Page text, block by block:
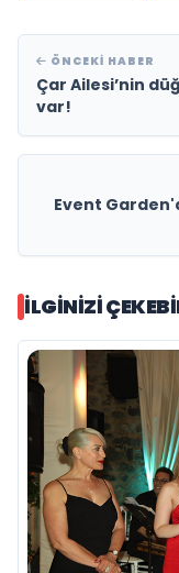
ÖNCEKI HABER
Çar Ailesi’nin düğünü varsa
var!
Event
İLGINIZI